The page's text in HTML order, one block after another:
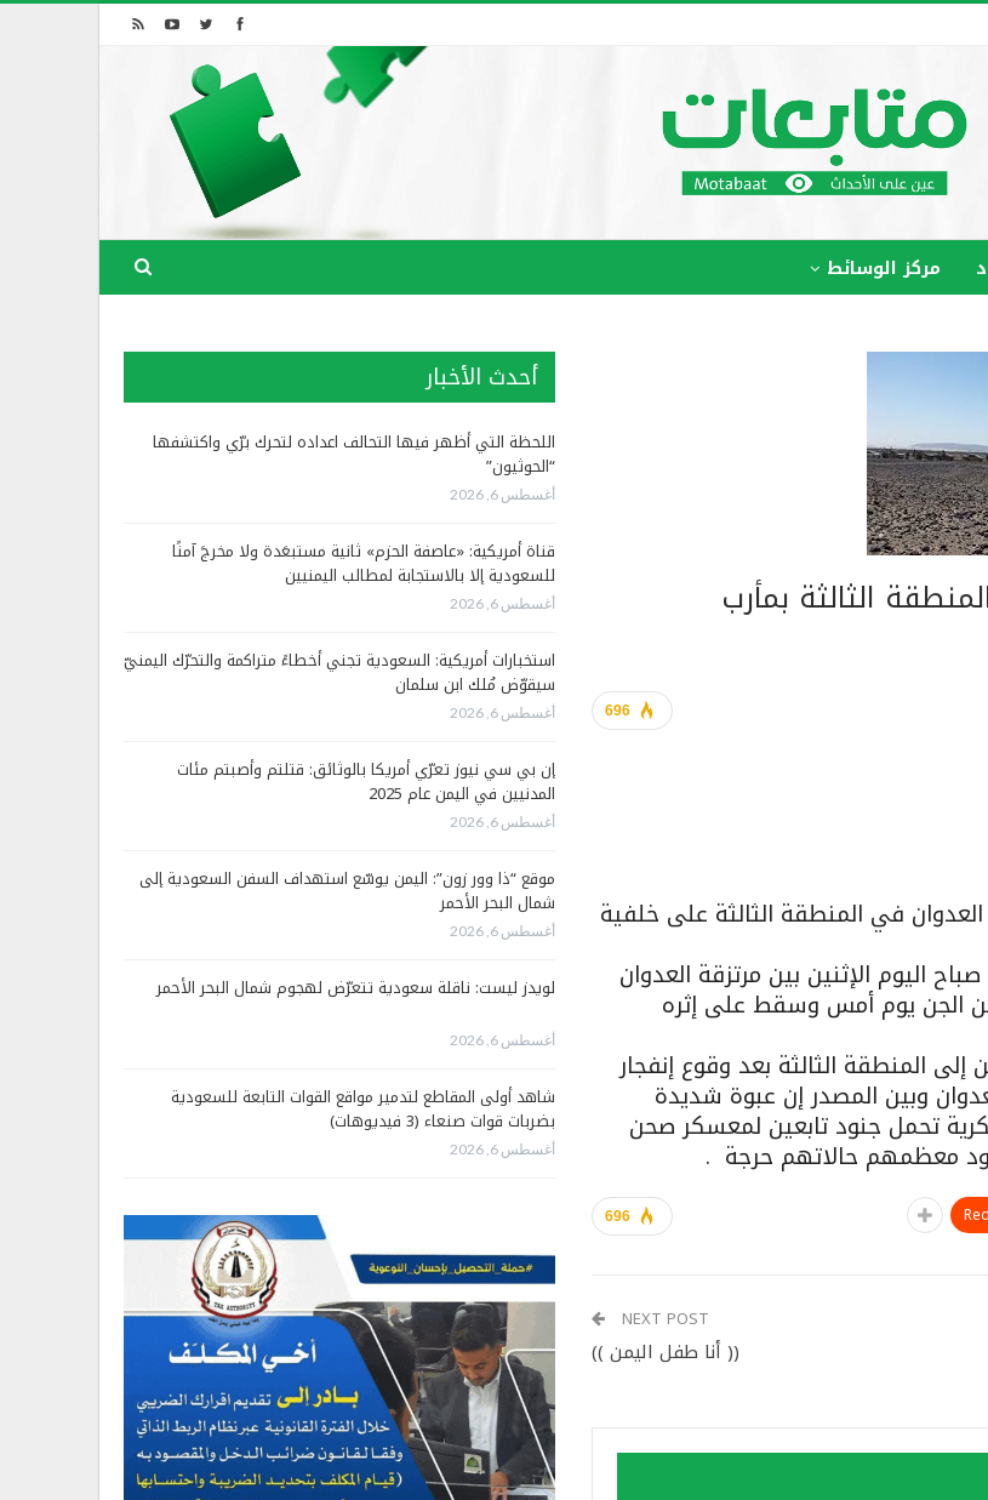
مركز الوسائط
الثالثة بمأرب
696
في المنطقة الثالثة على خلفية
اليوم الإثنين بين مرتزقة العدوان
الجن يوم أمس وسقط على إثره
المنطقة الثالثة بعد وقوع إنفجار
وبين المصدر إن عبوة شديدة
تحمل جنود تابعين لمعسكر صحن
696
NEXT POST
(( أنا طفل اليمن ))
أحدث الأخبار
اللحظة التي أظهر فيها التحالف اعداده لتحرك برّي واكتشفها
“الحوثيون”
أغسطس 6, 2026
قناة أمريكية: «عاصفة الحزم» ثانية مستبعَدة ولا مخرجَ آمنًا
للسعودية إلا بالاستجابة لمطالب اليمنيين
أغسطس 6, 2026
استخبارات أمريكية: السعودية تجني أخطاءً متراكمة والتحرّك اليمنيّ
سيقوّض مُلك ابن سلمان
أغسطس 6, 2026
إن بي سي نيوز تعرّي أمريكا بالوثائق: قتلتم وأصبتم مئات
المدنيين في اليمن عام 2025
أغسطس 6, 2026
موقع “ذا وور زون”: اليمن يوسّع استهداف السفن السعودية إلى
شمال البحر الأحمر
أغسطس 6, 2026
لويدز ليست: ناقلة سعودية تتعرّض لهجوم شمال البحر الأحمر
أغسطس 6, 2026
شاهد أولى المقاطع لتدمير مواقع القوات التابعة للسعودية
بضربات قوات صنعاء (3 فيديوهات)
أغسطس 6, 2026